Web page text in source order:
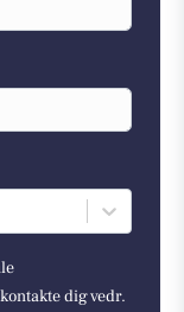
dig vedr.